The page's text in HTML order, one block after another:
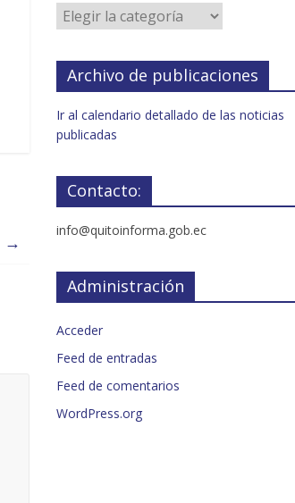
→
Archivo de publicaciones
Ir al calendario detallado de las noticias
publicadas
Contacto:
info@quitoinforma.gob.ec
Administración
Acceder
Feed de entradas
Feed de comentarios
WordPress.org